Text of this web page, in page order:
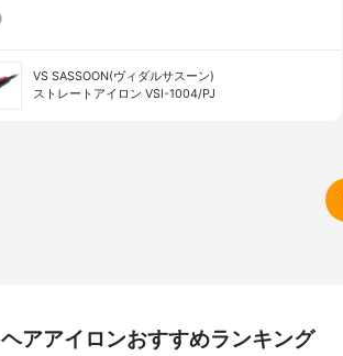
VS SASSOON(ヴィダルサスーン)
ストレートアイロン VSI-1004/PJ
ヘアアイロンおすすめランキング